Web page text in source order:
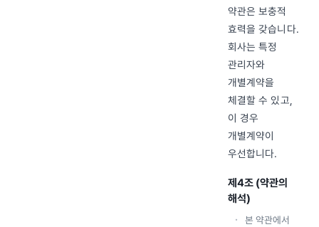
약관은 보충적
효력을 갖습니다.
회사는 특정
관리자와
개별계약을
체결할 수 있고,
이 경우
개별계약이
우선합니다.
제4조 (약관의
해석)
본 약관에서